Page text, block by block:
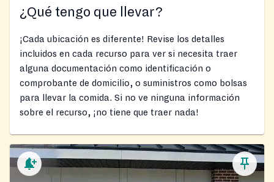
¿Qué tengo que llevar?
¡Cada ubicación es diferente! Revise los detalles
incluidos en cada recurso para ver si necesita traer
alguna documentación como identificación o
comprobante de domicilio, o suministros como bolsas
para llevar la comida. Si no ve ninguna información
sobre el recurso, ¡no tiene que traer nada!